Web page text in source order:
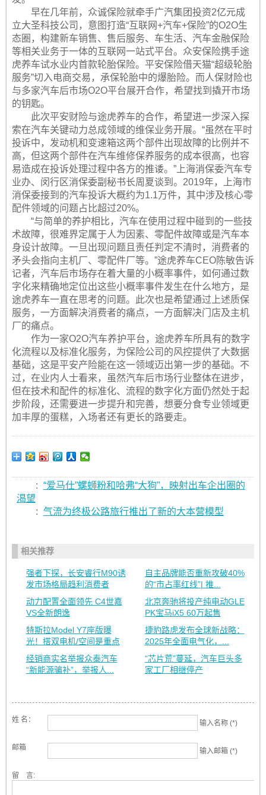
早在几年前，众诚保险就牵手广汽集团投资2亿元成
立大圣科技公司，意图打造“互联网+汽车+保险”的O2O生
态圈，构建新车销售、售后服务、车生活、汽车金融保险
等相关业务于一体的互联网一站式平台。众安保险携手途
虎养车试水业内首款轮胎保险。平安保险借天猫“超级轮胎
服务”切入电商交易，承保轮胎中的爆胎险。而人保财险也
与多家汽车后市场O2O平台展开合作，希望找到撬开市场
的钥匙。
此次平安财险与途虎养车的合作，希望进一步深入探
索在汽车关键动力总成领域的维保业务开展。“虽然在平时
投诉中，发动机和变速箱这两个部件出现故障的比例并不
高，但这两个部件在汽车维修保养服务的成本很高，也容
易造成在投诉处理过程中各方的推诿。”上海消保委汽车专
业办、闵行区消保委副秘书长周夏谈到。2019年，上海市
消保委接到的汽车投诉大概约为1.1万件，其中涉及核心零
配件领域的问题占比超过20%。
“与简单的养护相比，汽车在使用过程中碰到的一些技
术故障，很难界定属于人为因素、零配件故障或是汽车本
身设计故障。一旦出现问题且责任判定不清时，消费者的
矛头会指向主机厂、零配件厂等。”途虎养车CEO陈敏告诉
记者，汽车后市场存在着大量的小概率事件，如何通过数
字化来精确地定位出这些小概率事件发生在什么地方，是
途虎养车一直在思考的问题。此次也是希望通过上述质保
服务，一方面解决消费者的痛点，一方面解决门店及主机
厂的痛点。
作为一家O2O汽车养护平台，途虎养车所具有的数字
化流程以及标准化服务，为保险公司的风控提供了大数据
基础，这是平安产险能在这一领域迈出第一步的基础。不
过，在业内人士看来，虽然汽车后市场行业整体在进步，
但在技术和配件的标准化、流程的数字化方面仍然处于起
步阶段，还需要进一步提升和完善，想要分食专业领域更
加丰厚的蛋糕，入场者还有更长的路要走。
: “爱马仕”螺蛳粉和哈弗“大狗”，映射出车企出圈的
渴望
: 气流为终极公路旅行推出了新的大本营模型
相关推荐
强者下探，长安睿行M90诱
发市场格局趋利消费者
自主品牌能否重新攻破40%
的“市占率红线”| 推...
动力配置全面领先 C4世嘉
VS全新朗逸
北京奔驰将投产纯电动GLE
PK宝马iX5 60万起售
特斯拉Model Y7座版曝
光！搭双电机/空间是重点
捷豹路虎发布全球新战略：
2025年全面电气化，...
经销商实名举报众泰汽车
“新能源骗补”，举报人...
“芯片荒”蔓延，汽车巨头多
家工厂相继停产
姓 名： 输入名称 (*)
邮箱 输入邮箱 (*)
留 言: